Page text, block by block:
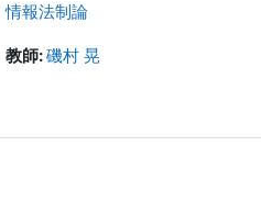
情報法制論
教師:磯村 晃